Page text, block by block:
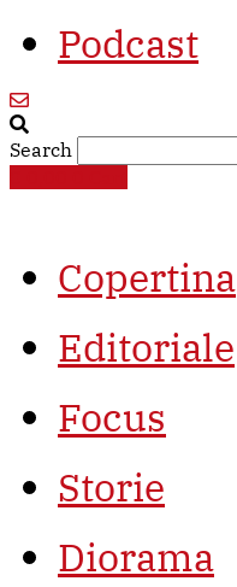
Podcast
Search
Copertina
Editoriale
Focus
Storie
Diorama